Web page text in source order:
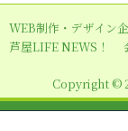
ー
シ
ン
WEB制作・デザイン
芦屋LIFE NEWS！
Copyright ©